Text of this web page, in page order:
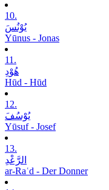
10.
یُوْنُسَ
Yūnus - Jonas
11.
ھُوْدِ
Hūd - Hūd
12.
یُوْسُفَ
Yūsuf - Josef
13.
الرَّعْدِ
ar-Raʿd - Der Donner